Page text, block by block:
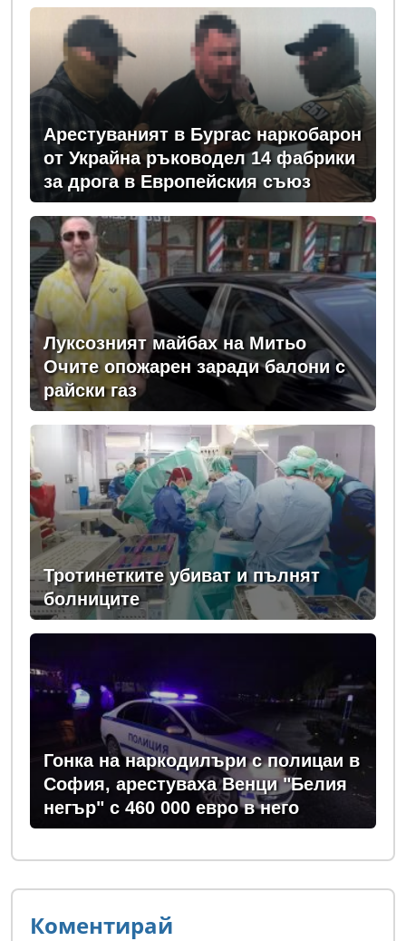
Арестуваният в Бургас наркобарон
от Украйна ръководел 14 фабрики
за дрога в Европейския съюз
Луксозният майбах на Митьо
Очите опожарен заради балони с
райски газ
Тротинетките убиват и пълнят
болниците
Гонка на наркодилъри с полицаи в
София, арестуваха Венци "Белия
негър" с 460 000 евро в него
Коментирай